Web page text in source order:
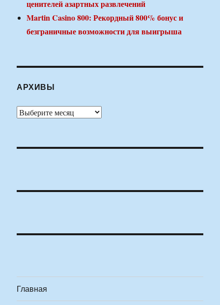
ценителей азартных развлечений
Martin Casino 800: Рекордный 800% бонус и
безграничные возможности для выигрыша
АРХИВЫ
Архивы
Главная